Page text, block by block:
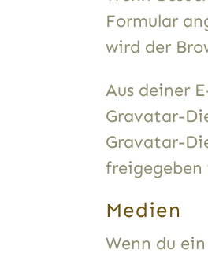
Formular
wird der
Aus deiner
Gravatar-
Gravatar-
Medien
Wenn du